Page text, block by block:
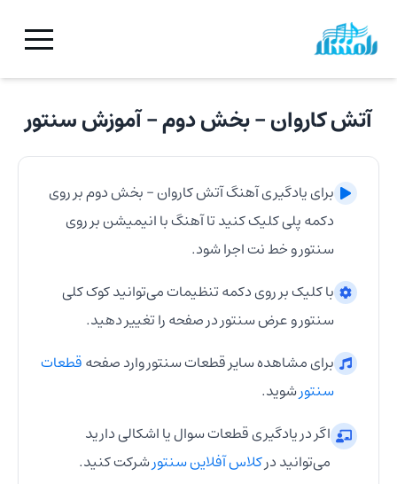
آتش کاروان - بخش دوم- آموزشسنتور
برای یادگیری آهنگآتش کاروان - بخش دومبر روی
دکمه پلی کلیک کنید تا آهنگ با انیمیشن بر روی
سنتورو خط نت اجرا شود.
با کلیک بر روی دکمه تنظیمات می‌توانید کوک کلی
سنتورو عرضسنتوردر صفحه را تغییر دهید.
برای مشاهده سایر قطعاتسنتوروارد صفحهقطعات
سنتورشوید.
اگر در یادگیری قطعات سوال یا اشکالی دارید
می‌توانید درکلاس آفلاین سنتورشرکت کنید.